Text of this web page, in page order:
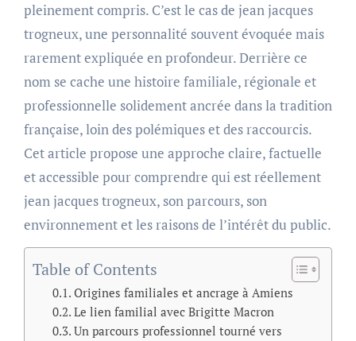
pleinement compris. C’est le cas de jean jacques
trogneux, une personnalité souvent évoquée mais
rarement expliquée en profondeur. Derrière ce
nom se cache une histoire familiale, régionale et
professionnelle solidement ancrée dans la tradition
française, loin des polémiques et des raccourcis.
Cet article propose une approche claire, factuelle
et accessible pour comprendre qui est réellement
jean jacques trogneux, son parcours, son
environnement et les raisons de l’intérêt du public.
Table of Contents
Origines familiales et ancrage à Amiens
Le lien familial avec Brigitte Macron
Un parcours professionnel tourné vers